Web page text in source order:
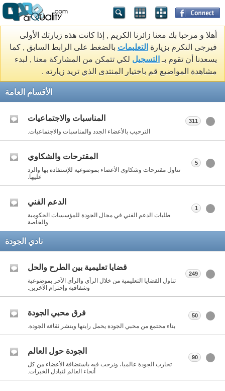
أهلا و مرحبا بك معنا زائرنا الكريم , إذا كانت هذه زيارتك الأولى
فيرجى التكرم بزيارة التعليمات بالضغط على الرابط السابق , كما
يسعدنا أن تقوم بـ التسجيل لكي تتمكن من المشاركة معنا , لبدء
مشاهدة المواضيع قم باختيار المنتدى الذي تريد زيارته .
الأقسام العامة
المناسبات والاجتماعيات
الترحيب بالأعضاء الجدد والمناسبات والاجتماعيات.
311
المقترحات والشكاوي
تناول مقترحات وشكاوى الأعضاء بموضوعية للإستفادة بها والرد
عليها.
5
الدعم الفني
طلبات الدعم الفني في مجال الجودة للمؤسسات الحكومية
والخاصة
1
نادي الجودة
قضايا تعليمية بين الطرح والحل
تناول القضايا التعليمية من خلال الرأي والرأي الآخر بموضوعية
وشفافية وإحترام الآخرين.
249
فرق محبي الجودة
بناء مجتمع من محبي الجودة يحمل رايتها وينشر ثقافة الجودة.
50
الجودة حول العالم
تجارب الجودة عالمياً، ونرحب فيه باستضافة الأعضاء من كل
أنحاء العالم لتبادل الخبرات.
90